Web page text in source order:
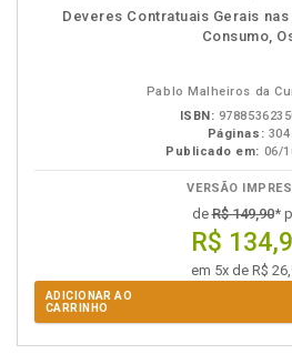
Disponível
na
Deveres Contratuais Gerais
Consumo,
Pablo Malheiros da
ISBN:
Páginas: 304
Publicado em: 06/
VERSÃO
deR$ 149,90*
R$
em 5x de R$
ADICIONAR AO
CARRINHO